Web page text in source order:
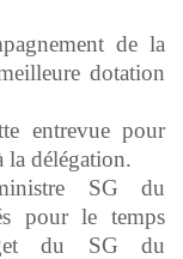
de la
dotation
entrevue pour
la délégation.
SG du
pour le temps
du SG du